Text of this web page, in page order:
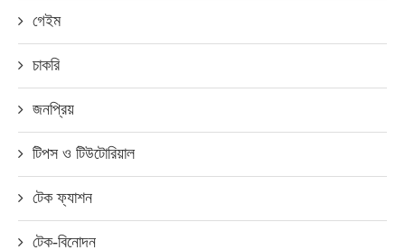
গেইম
চাকরি
জনপ্রিয়
টিপস ও টিউটোরিয়াল
টেক ফ্যাশন
টেক-বিনোদন